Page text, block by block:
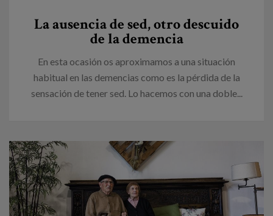
La ausencia de sed, otro descuido
de la demencia
En esta ocasión os aproximamos a una situación
habitual en las demencias como es la pérdida de la
sensación de tener sed. Lo hacemos con una doble...